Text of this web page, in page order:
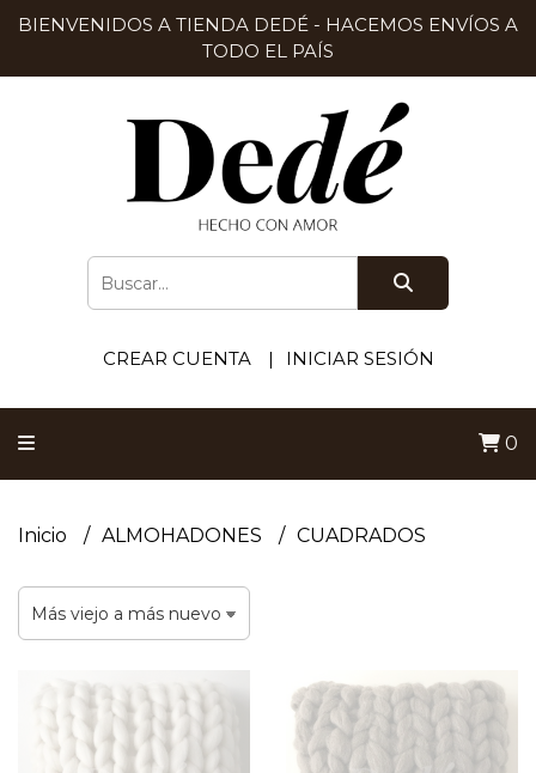
BIENVENIDOS A TIENDA DEDÉ - HACEMOS ENVÍOS A
TODO EL PAÍS
CREAR CUENTA INICIAR SESIÓN
0
Inicio ALMOHADONES CUADRADOS